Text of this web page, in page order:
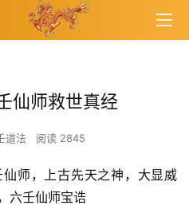
仙师救世真经
道法 阅读 2845
师，上古先天之神，大显威
六壬仙师宝诰